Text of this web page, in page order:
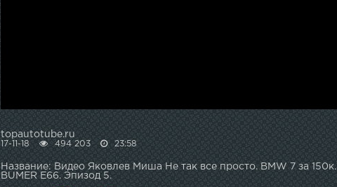
topautotube.ru
17-11-18 494 203 23:58
Название: Видео Яковлев Миша Не так все просто. BMW 7 за 150к.
BUMER E66. Эпизод 5.